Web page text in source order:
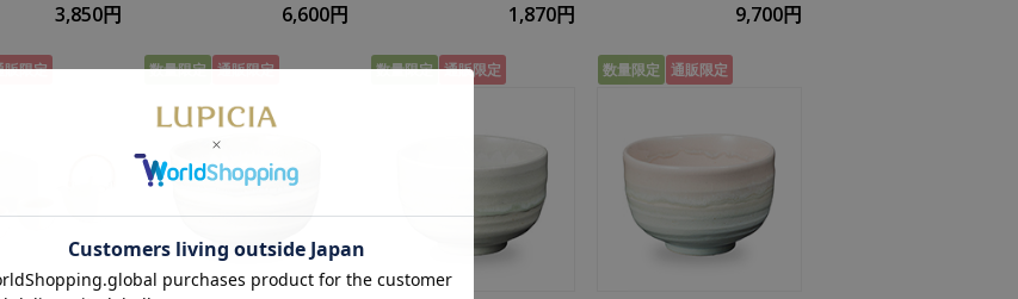
3,850円 6,600円 1,870円 9,700円
販限定 数量限定 通販限定 数量限定 通販限定 数量限定 通販限定